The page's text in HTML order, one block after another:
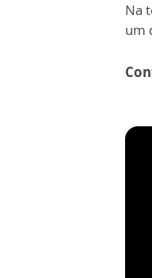
Na
um